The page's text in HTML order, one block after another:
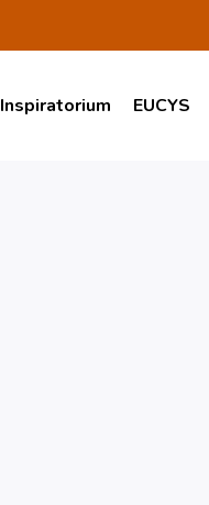
Inspiratorium EUCYS